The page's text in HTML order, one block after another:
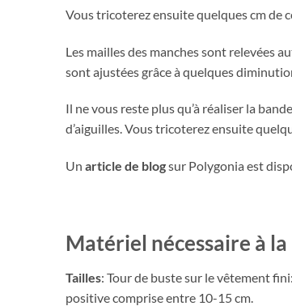
Vous tricoterez ensuite quelques cm de
Les mailles des manches sont relevées
sont ajustées grâce à quelques
Il ne vous reste plus qu’à réaliser la
d’aiguilles. Vous tricoterez ensuite
Un article de blogsur Polygonia est
Matériel nécessaire à
Tailles: Tour de buste sur le vêtement
positive comprise entre 10-15 cm.